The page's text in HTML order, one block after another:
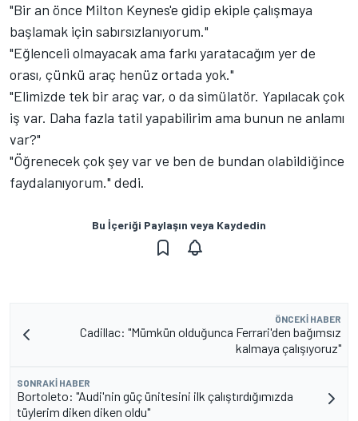
"Bir an önce Milton Keynes'e gidip ekiple çalışmaya
başlamak için sabırsızlanıyorum."
"Eğlenceli olmayacak ama farkı yaratacağım yer de
orası, çünkü araç henüz ortada yok."
"Elimizde tek bir araç var, o da simülatör. Yapılacak çok
iş var. Daha fazla tatil yapabilirim ama bunun ne anlamı
var?"
"Öğrenecek çok şey var ve ben de bundan olabildiğince
faydalanıyorum." dedi.
Bu İçeriği Paylaşın veya Kaydedin
ÖNCEKI HABER
Cadillac: "Mümkün olduğunca Ferrari'den bağımsız
kalmaya çalışıyoruz"
SONRAKI HABER
Bortoleto: "Audi'nin güç ünitesini ilk çalıştırdığımızda
tüylerim diken diken oldu"